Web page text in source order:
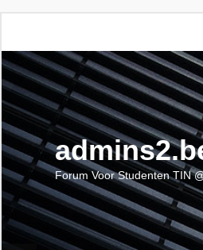
Forum Voor Studenten TIN